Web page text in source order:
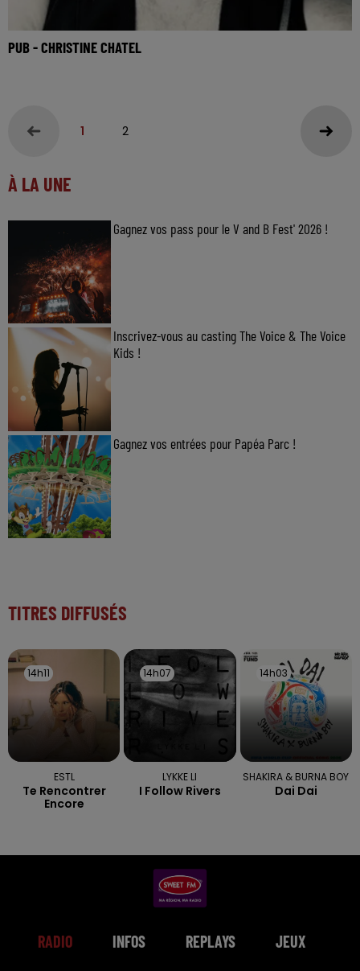
PUB - CHRISTINE CHATEL
1 2
À LA UNE
Gagnez vos pass pour le V and B Fest' 2026 !
Inscrivez-vous au casting The Voice & The Voice
Kids !
Gagnez vos entrées pour Papéa Parc !
TITRES DIFFUSÉS
14h11
14h11
ESTL
Te Rencontrer
Encore
14h07
14h07
LYKKE LI
I Follow Rivers
14h03
14h03
SHAKIRA & BURNA BOY
Dai Dai
RADIO INFOS REPLAYS JEUX